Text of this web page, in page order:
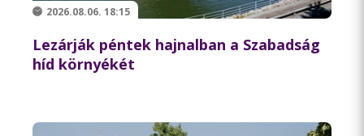
2026.08.06. 18:15
Lezárják péntek hajnalban a Szabadság
híd környékét